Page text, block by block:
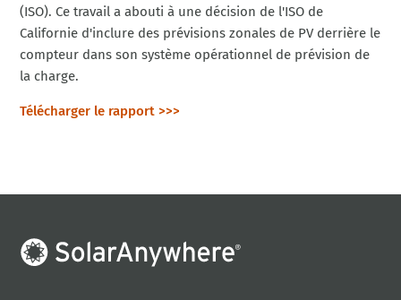
(ISO). Ce travail a abouti à une décision de l'ISO de
Californie d'inclure des prévisions zonales de PV derrière le
compteur dans son système opérationnel de prévision de
la charge.
Télécharger le rapport >>>